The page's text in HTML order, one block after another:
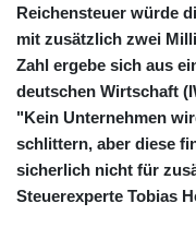
Reichensteuer würde
mit zusätzlich zwei
Zahl ergebe sich aus
deutschen Wirtschaft
"Kein Unternehmen
schlittern, aber diese
sicherlich nicht für
Steuerexperte Tobias